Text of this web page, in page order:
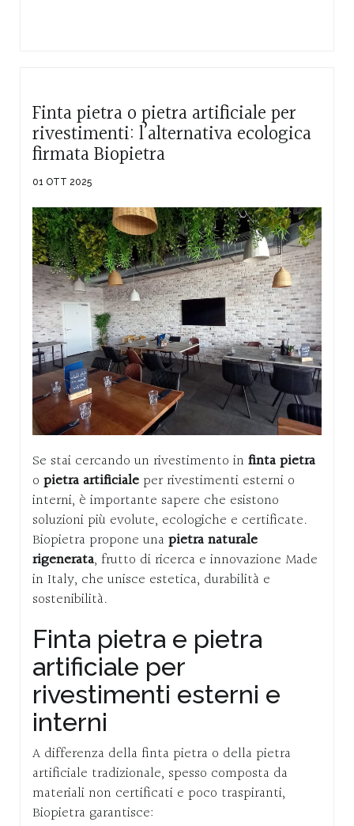
Finta pietra o pietra artificiale per
rivestimenti: l’alternativa ecologica
firmata Biopietra
01 OTT 2025
Se stai cercando un rivestimento in finta pietra
o pietra artificiale per rivestimenti esterni o
interni, è importante sapere che esistono
soluzioni più evolute, ecologiche e certificate.
Biopietra propone una pietra naturale
rigenerata, frutto di ricerca e innovazione Made
in Italy, che unisce estetica, durabilità e
sostenibilità.
Finta pietra e pietra
artificiale per
rivestimenti esterni e
interni
A differenza della finta pietra o della pietra
artificiale tradizionale, spesso composta da
materiali non certificati e poco traspiranti,
Biopietra garantisce: